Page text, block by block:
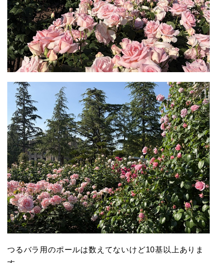
つるバラ用のポールは数えてないけど10基以上ありま